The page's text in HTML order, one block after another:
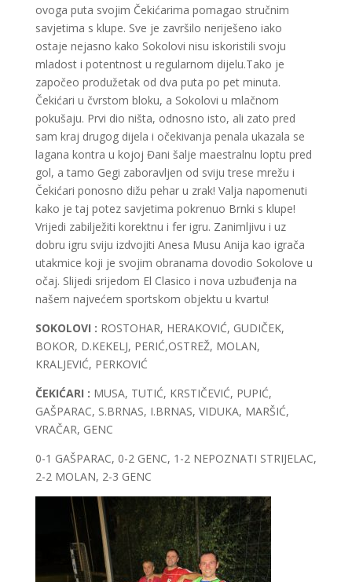
ovoga puta svojim Čekićarima pomagao stručnim
savjetima s klupe. Sve je završilo neriješeno iako
ostaje nejasno kako Sokolovi nisu iskoristili svoju
mladost i potentnost u regularnom dijelu.Tako je
započeo produžetak od dva puta po pet minuta.
Čekićari u čvrstom bloku, a Sokolovi u mlačnom
pokušaju. Prvi dio ništa, odnosno isto, ali zato pred
sam kraj drugog dijela i očekivanja penala ukazala se
lagana kontra u kojoj Đani šalje maestralnu loptu pred
gol, a tamo Gegi zaboravljen od sviju trese mrežu i
Čekićari ponosno dižu pehar u zrak! Valja napomenuti
kako je taj potez savjetima pokrenuo Brnki s klupe!
Vrijedi zabilježiti korektnu i fer igru. Zanimljivu i uz
dobru igru sviju izdvojiti Anesa Musu Anija kao igrača
utakmice koji je svojim obranama dovodio Sokolove u
očaj. Slijedi srijedom El Clasico i nova uzbuđenja na
našem najvećem sportskom objektu u kvartu!
SOKOLOVI : ROSTOHAR, HERAKOVIĆ, GUDIČEK,
BOKOR, D.KEKELJ, PERIĆ,OSTREŽ, MOLAN,
KRALJEVIĆ, PERKOVIĆ
ČEKIĆARI : MUSA, TUTIĆ, KRSTIČEVIĆ, PUPIĆ,
GAŠPARAC, S.BRNAS, I.BRNAS, VIDUKA, MARŠIĆ,
VRAČAR, GENC
0-1 GAŠPARAC, 0-2 GENC, 1-2 NEPOZNATI STRIJELAC,
2-2 MOLAN, 2-3 GENC